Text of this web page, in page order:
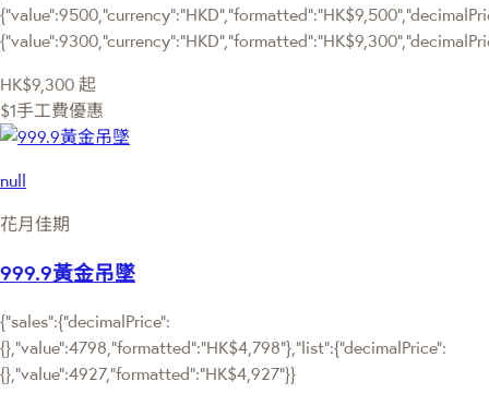
HK$9,300 起
$1手工費優惠
null
花月佳期
999.9黃金吊墜
{"sales":{"decimalPrice":
{},"value":4798,"formatted":"HK$4,798"},"list":{"decimalPrice":
{},"value":4927,"formatted":"HK$4,927"}}